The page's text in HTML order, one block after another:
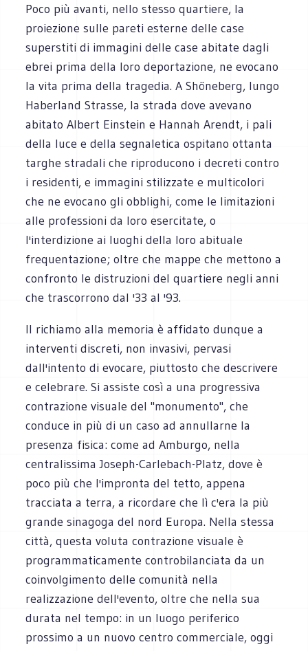
Poco più avanti, nello stesso quartiere, la
proiezione sulle pareti esterne delle case
superstiti di immagini delle case abitate dagli
ebrei prima della loro deportazione, ne evocano
la vita prima della tragedia. A Shöneberg, lungo
Haberland Strasse, la strada dove avevano
abitato Albert Einstein e Hannah Arendt, i pali
della luce e della segnaletica ospitano ottanta
targhe stradali che riproducono i decreti contro
i residenti, e immagini stilizzate e multicolori
che ne evocano gli obblighi, come le limitazioni
alle professioni da loro esercitate, o
l'interdizione ai luoghi della loro abituale
frequentazione; oltre che mappe che mettono a
confronto le distruzioni del quartiere negli anni
che trascorrono dal '33 al '93.
Il richiamo alla memoria è affidato dunque a
interventi discreti, non invasivi, pervasi
dall'intento di evocare, piuttosto che descrivere
e celebrare. Si assiste così a una progressiva
contrazione visuale del "monumento", che
conduce in più di un caso ad annullarne la
presenza fisica: come ad Amburgo, nella
centralissima Joseph-Carlebach-Platz, dove è
poco più che l'impronta del tetto, appena
tracciata a terra, a ricordare che lì c'era la più
grande sinagoga del nord Europa. Nella stessa
città, questa voluta contrazione visuale è
programmaticamente controbilanciata da un
coinvolgimento delle comunità nella
realizzazione dell'evento, oltre che nella sua
durata nel tempo: in un luogo periferico
prossimo a un nuovo centro commerciale, oggi